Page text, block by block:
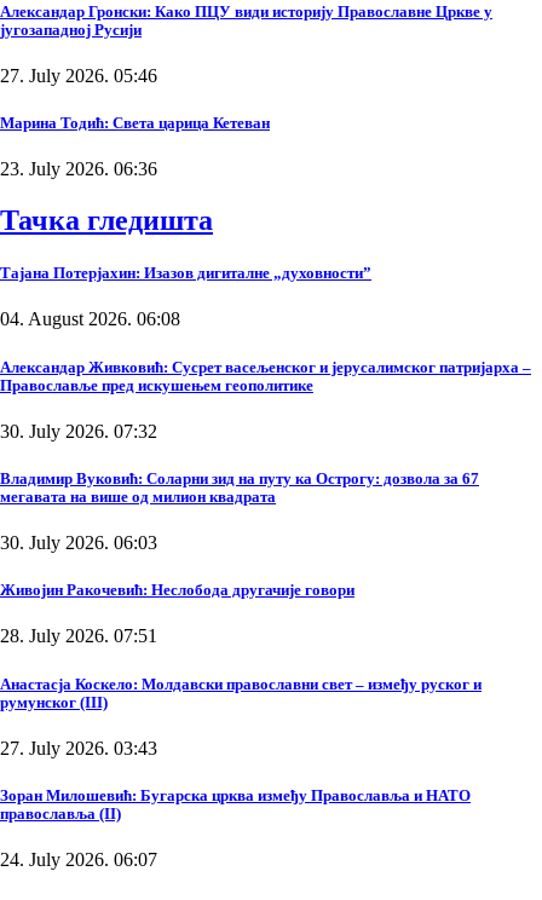
Александар Гронски: Како ПЦУ види историју Православне Цркве у
југозападној Русији
27. July 2026. 05:46
Марина Тодић: Света царица Кетеван
23. July 2026. 06:36
Тачка гледишта
Тајана Потерјахин: Изазов дигиталне „духовности”
04. August 2026. 06:08
Александар Живковић: Сусрет васељенског и јерусалимског патријарха –
Православље пред искушењем геополитике
30. July 2026. 07:32
Владимир Вуковић: Соларни зид на путу ка Острогу: дозвола за 67
мегавата на више од милион квадрата
30. July 2026. 06:03
Живојин Ракочевић: Неслобода другачије говори
28. July 2026. 07:51
Анастасја Коскело: Молдавски православни свет – између руског и
румунског (III)
27. July 2026. 03:43
Зоран Милошевић: Бугарска црква између Православља и НАТО
православља (II)
24. July 2026. 06:07